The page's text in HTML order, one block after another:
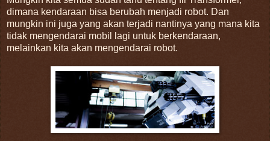
dimana kendaraan bisa berubah menjadi robot. Dan
mungkin ini juga yang akan terjadi nantinya yang mana kita
tidak mengendarai mobil lagi untuk berkendaraan,
melainkan kita akan mengendarai robot.